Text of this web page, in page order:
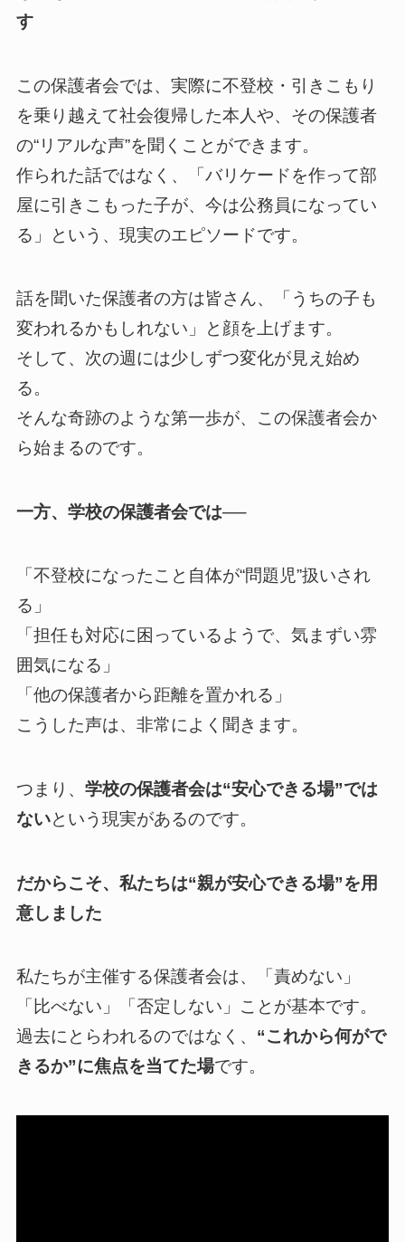
す
この保護者会では、実際に不登校・引きこもり
を乗り越えて社会復帰した本人や、その保護者
の“リアルな声”を聞くことができます。
作られた話ではなく、「バリケードを作って部
屋に引きこもった子が、今は公務員になってい
る」という、現実のエピソードです。
話を聞いた保護者の方は皆さん、「うちの子も
変われるかもしれない」と顔を上げます。
そして、次の週には少しずつ変化が見え始め
る。
そんな奇跡のような第一歩が、この保護者会か
ら始まるのです。
一方、学校の保護者会では──
「不登校になったこと自体が“問題児”扱いされ
る」
「担任も対応に困っているようで、気まずい雰
囲気になる」
「他の保護者から距離を置かれる」
こうした声は、非常によく聞きます。
つまり、 学校の保護者会は“安心できる場”では
ないという現実があるのです。
だからこそ、私たちは“親が安心できる場”を用
意しました
私たちが主催する保護者会は、「責めない」
「比べない」「否定しない」ことが基本です。
過去にとらわれるのではなく、 “これから何がで
きるか”に焦点を当てた場です。